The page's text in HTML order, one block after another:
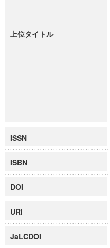
上位タイトル
ISSN
ISBN
DOI
URI
JaLCDOI